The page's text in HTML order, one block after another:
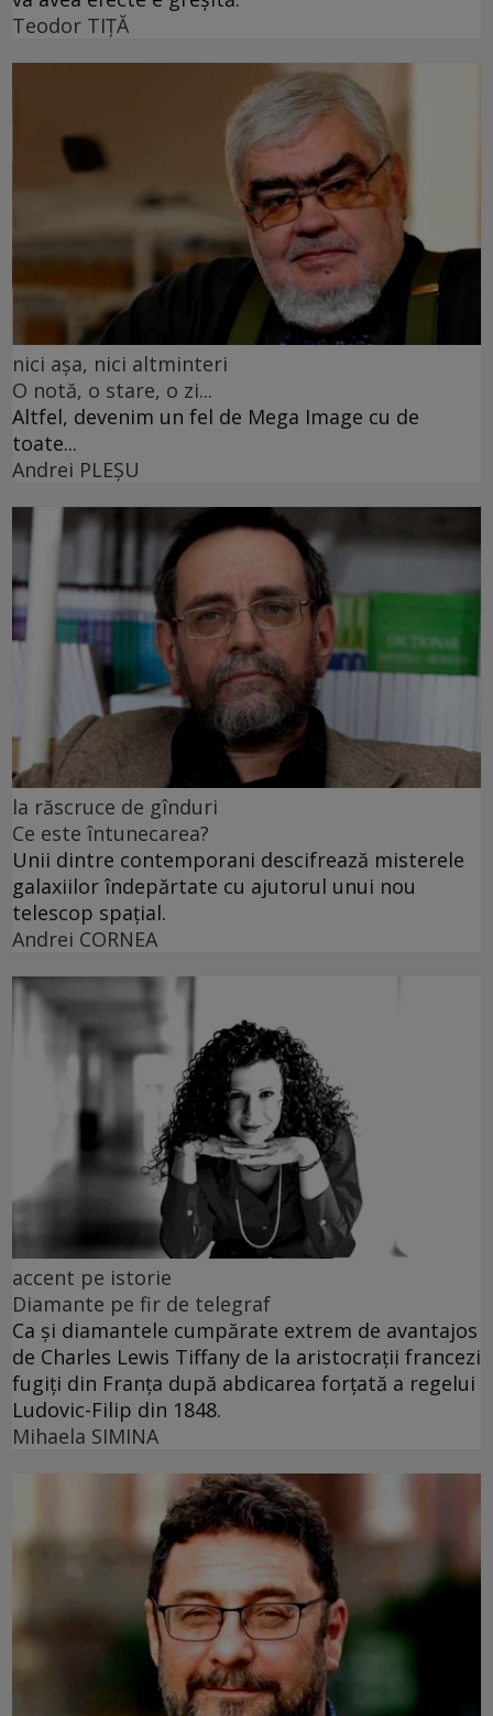
Teodor TIŢĂ
nici așa, nici altminteri
O notă, o stare, o zi...
Altfel, devenim un fel de Mega Image cu de
toate...
Andrei PLEŞU
la răscruce de gînduri
Ce este întunecarea?
Unii dintre contemporani descifrează misterele
galaxiilor îndepărtate cu ajutorul unui nou
telescop spațial.
Andrei CORNEA
accent pe istorie
Diamante pe fir de telegraf
Ca și diamantele cumpărate extrem de avantajos
de Charles Lewis Tiffany de la aristocrații francezi
fugiți din Franța după abdicarea forțată a regelui
Ludovic-Filip din 1848.
Mihaela SIMINA